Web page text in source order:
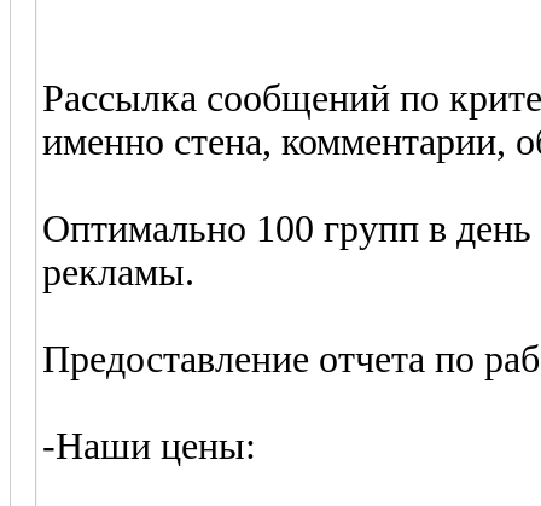
Рассылка сообщений по
именно стена, комментарии,
Оптимально 100 групп в
рекламы.
Предоставление отчета по
-Наши цены: